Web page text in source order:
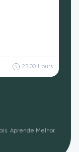
25:00 Hours
Aprende Melhor.